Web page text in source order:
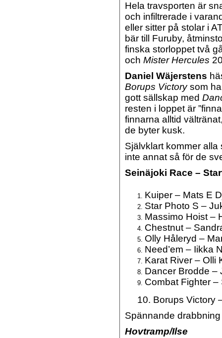
Hela travsporten är
och infiltrerade i
eller sitter på stolar i
bär till Furuby,
finska storloppet två
och Mister Hercules
Daniel Wäjerstens
Borups Victorysom
gott sällskap med
resten i loppet är
finnarna alltid
de byter kusk.
Självklart kommer alla
inte annat så för de
Seinäjoki Race –
Kuiper – Mats E
Star Photo S –
Massimo Hoist –
Chestnut –
Olly Håleryd –
Need’em – Iikka
Karat River – Olli
Dancer Brodde –
Combat Fighter –
10. Borups Victory
Spännande
Hovtramp/Ilse